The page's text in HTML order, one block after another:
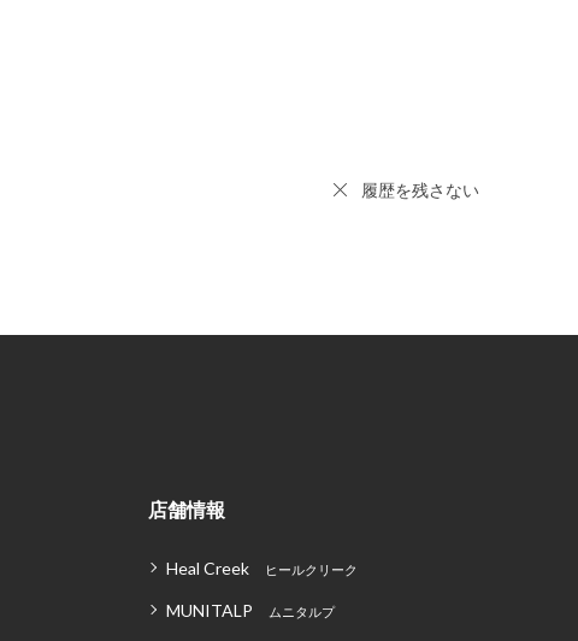
履歴を残さない
店舗情報
Heal Creek ヒールクリーク
MUNITALP ムニタルプ